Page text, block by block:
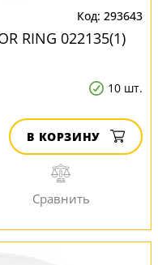
293643
RING 022135(1)
10 шт.
В КОРЗИНУ